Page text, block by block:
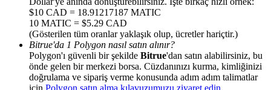
Arkadaşını davet et, nakit ödüller kazan
BTC Welcome Rewards
$10 CAD = 18.91217187 MATIC
10 MATIC = $5.29 CAD
(Gösterilen tüm oranlar yaklaşık olup, ücretler hariçtir.)
Bitrue'da 1 Polygon nasıl satın alınır?
Polygon'ı güvenli bir şekilde Bitrue'dan satın alabilirsiniz, bu
önde gelen bir merkezi borsa. Cüzdanınızı kurma, kimliğinizi
doğrulama ve sipariş verme konusunda adım adım talimatlar
için Polygon satın alma kılavuzumuzu ziyaret edin.